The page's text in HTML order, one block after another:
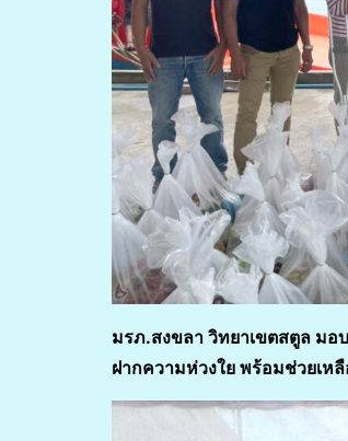
มรภ.สงขลา วิทยาเขตสตูล มอ
ฝากความห่วงใย พร้อมช่วยเห